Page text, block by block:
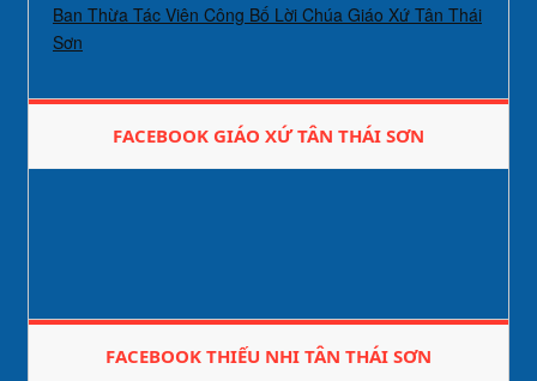
Ban Thừa Tác Viên Công Bố Lời Chúa Giáo Xứ Tân Thái
Sơn
FACEBOOK GIÁO XỨ TÂN THÁI SƠN
FACEBOOK THIẾU NHI TÂN THÁI SƠN